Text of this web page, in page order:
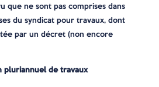
que ne sont pas comprises dans
du syndicat pour travaux, dont
par un décret (non encore
pluriannuel de travaux